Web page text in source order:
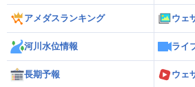
アメダスランキング ウェ
河川水位情報 ライ
長期予報 ウェ